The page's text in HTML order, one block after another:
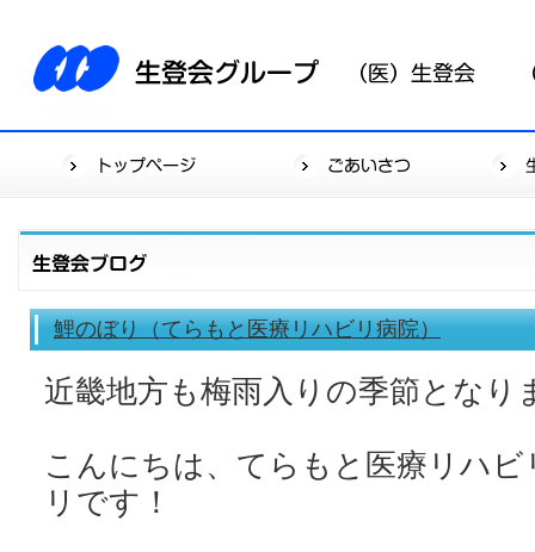
鯉のぼり（てらもと医療リハビリ病院）
近畿地方も梅雨入りの季節となり
こんにちは、てらもと医療リハ
リです！